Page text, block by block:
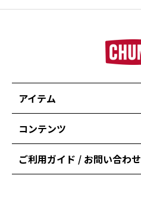
アイテム
コンテンツ
ご利用ガイド / お問い合わせ